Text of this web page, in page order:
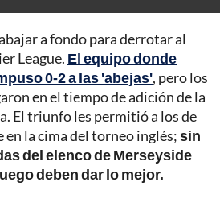
a fondo para derrotar al
League. El equipo donde
0-2 a las 'abejas', pero los
en el tiempo de adición de la
El triunfo les permitió a los de
la cima del torneo inglés;sin
del elenco de Merseyside
deben dar lo mejor.